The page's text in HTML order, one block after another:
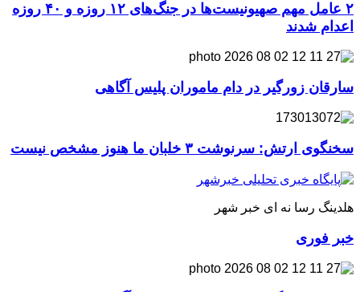
۲ عامل مهم صهیونیست‌ها در جنگ‌های ۱۲ روزه و ۴۰ روزه
اعدام شدند
سارقان زورگیر در دام ماموران پلیس آگاهی
سخنگوی ارتش: سرنوشت ۳ خلبان ما هنوز مشخص نیست
هلدینگ رسا نه ای خبر شهر
خبر فوری